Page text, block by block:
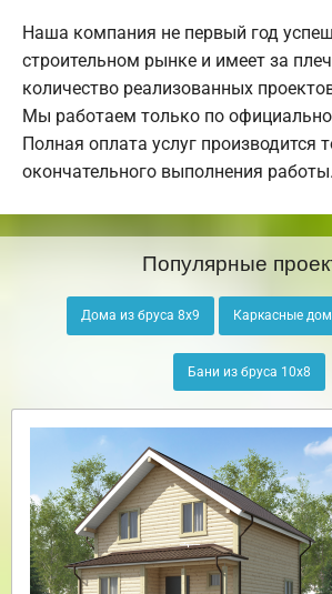
Наша компания не первый год
строительном рынке и имеет за
количество реализованных
Мы работаем только по
Полная оплата услуг производится
окончательного выполнения работы.
Популярные
Дома из бруса 8х9 Каркасные
Бани из бруса 10х8